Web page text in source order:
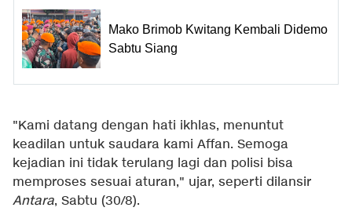
Mako Brimob Kwitang Kembali Didemo
Sabtu Siang
"Kami datang dengan hati ikhlas, menuntut
keadilan untuk saudara kami Affan. Semoga
kejadian ini tidak terulang lagi dan polisi bisa
memproses sesuai aturan," ujar, seperti dilansir
Antara, Sabtu (30/8).